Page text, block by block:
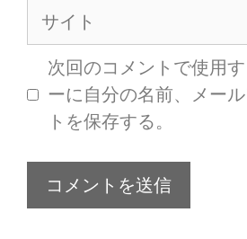
次回のコメントで使用
ーに自分の名前、メー
トを保存する。